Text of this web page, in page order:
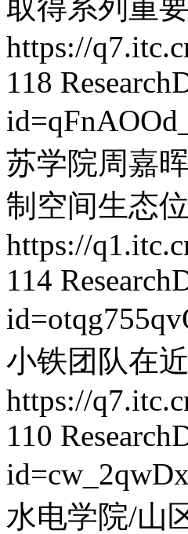
取得系列重
https://
118
苏学院周嘉
制空间生态
https://
114
小铁团队在
https://
110
水电学院/山